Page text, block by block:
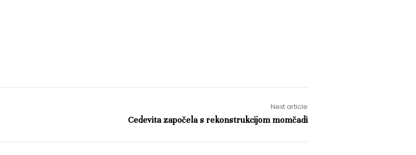
Next article
Cedevita započela s rekonstrukcijom momčadi